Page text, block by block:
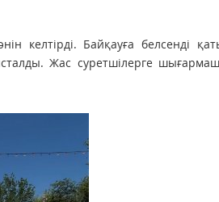
келтірді. Байқауға белсенді
Жас суретшілерге